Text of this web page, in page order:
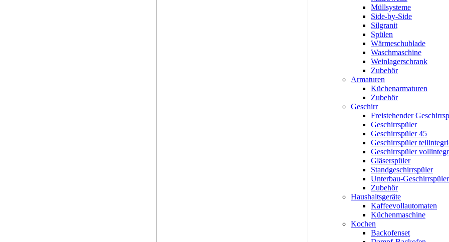
Müllsysteme
Side-by-Side
Silgranit
Spülen
Wärmeschublade
Waschmaschine
Weinlagerschrank
Zubehör
Armaturen
Küchenarmaturen
Zubehör
Geschirr
Freistehender
Geschirrspüler
Geschirrspüler 45
Geschirrspüler
Geschirrspüler
Gläserspüler
Standgeschirrspüler
Unterbau-Geschirrspüler
Zubehör
Haushaltsgeräte
Kaffeevollautomaten
Küchenmaschine
Kochen
Backofenset